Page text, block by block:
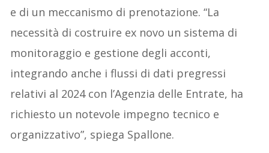
e di un meccanismo di prenotazione. “La
necessità di costruire ex novo un sistema di
monitoraggio e gestione degli acconti,
integrando anche i flussi di dati pregressi
relativi al 2024 con l’Agenzia delle Entrate, ha
richiesto un notevole impegno tecnico e
organizzativo”, spiega Spallone.